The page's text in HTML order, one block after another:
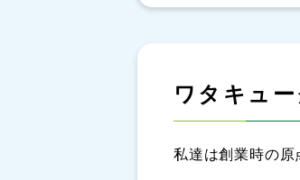
ワタキュ
私達は創業時の原